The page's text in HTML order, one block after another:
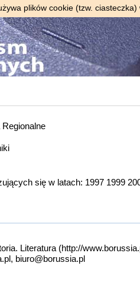
plików cookie (tzw.
Regionalne
się w latach: 1997 1999
Literatura
biuro@borussia.pl